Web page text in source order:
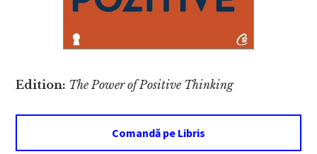
Edition: The Power of Positive Thinking
Comandă pe Libris